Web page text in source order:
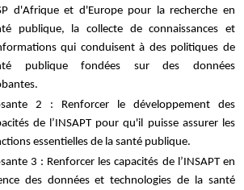
d'Afrique et d'Europe pour la recherche en
publique, la collecte de connaissances et
qui conduisent à des politiques de
publique fondées sur des données
2 : Renforcer le développement des
de l’INSAPT pour qu'il puisse assurer les
essentielles de la santé publique.
3 : Renforcer les capacités de l’INSAPT en
des données et technologies de la santé